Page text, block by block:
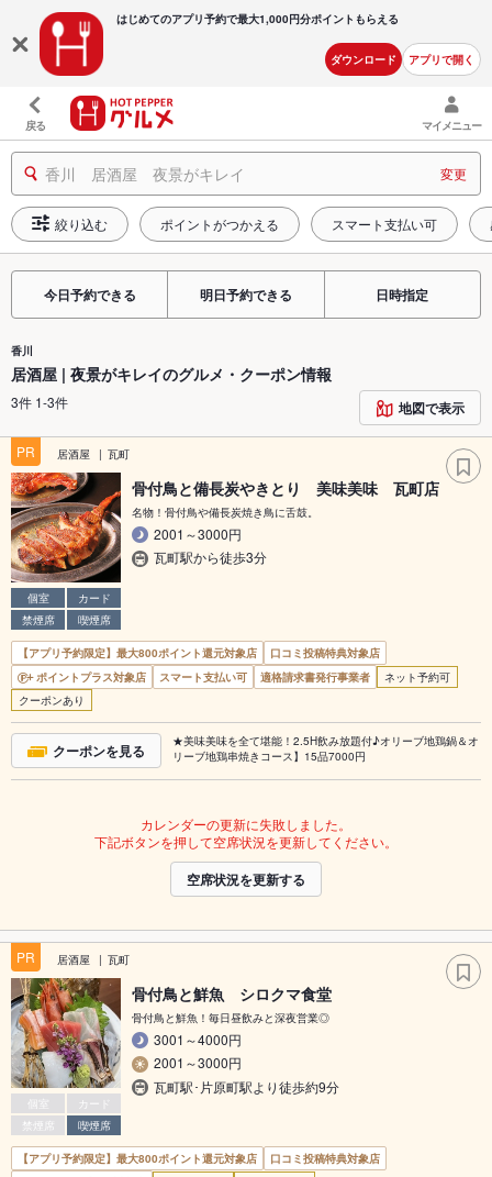
はじめてのアプリ予約で最大1,000円分ポイントもらえる
ダウンロード アプリで開く
戻る マイメニュー
香川 居酒屋 夜景がキレイ 変更
絞り込む ポイントがつかえる スマート支払い可
今日予約できる 明日予約できる 日時指定
香川
居酒屋 | 夜景がキレイのグルメ・クーポン情報
3件 1-3件 地図で表示
PR 居酒屋 瓦町
個室
カード
禁煙席
喫煙席
骨付鳥と備長炭やきとり 美味美味 瓦町店
名物！骨付鳥や備長炭焼き鳥に舌鼓。
2001～3000円
瓦町駅から徒歩3分
【アプリ予約限定】最大800ポイント還元対象店
口コミ投稿特典対象店
ポイントプラス対象店
スマート支払い可 適格請求書発行事業者
ネット予約可
クーポンあり
クーポンを見る
★美味美味を全て堪能！2.5H飲み放題付♪オリーブ地鶏鍋＆オ
リーブ地鶏串焼きコース】15品7000円
カレンダーの更新に失敗しました。
下記ボタンを押して空席状況を更新してください。
空席状況を更新する
PR 居酒屋 瓦町
個室
カード
禁煙席
喫煙席
骨付鳥と鮮魚 シロクマ食堂
骨付鳥と鮮魚！毎日昼飲みと深夜営業◎
3001～4000円
2001～3000円
瓦町駅･片原町駅より徒歩約9分
【アプリ予約限定】最大800ポイント還元対象店
口コミ投稿特典対象店